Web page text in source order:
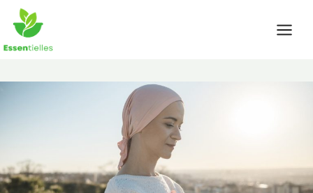
Skip
content